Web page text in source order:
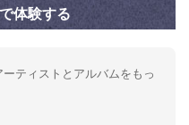
体験する
ティストとアルバムをもっ